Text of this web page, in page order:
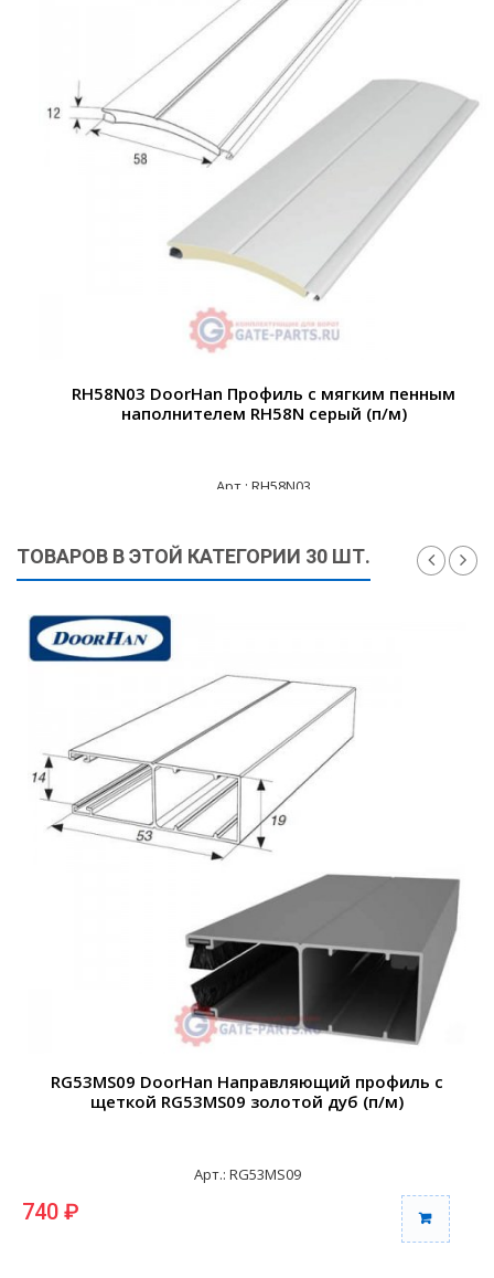
RH58N03 DoorHan Профиль с мягким пенным
наполнителем RH58N серый (п/м)
Арт.: RH58N03
ТОВАРОВ В ЭТОЙ КАТЕГОРИИ 30 ШТ.
RG53MS09 DoorHan Направляющий профиль с
щеткой RG53MS09 золотой дуб (п/м)
Арт.: RG53MS09
740 ₽